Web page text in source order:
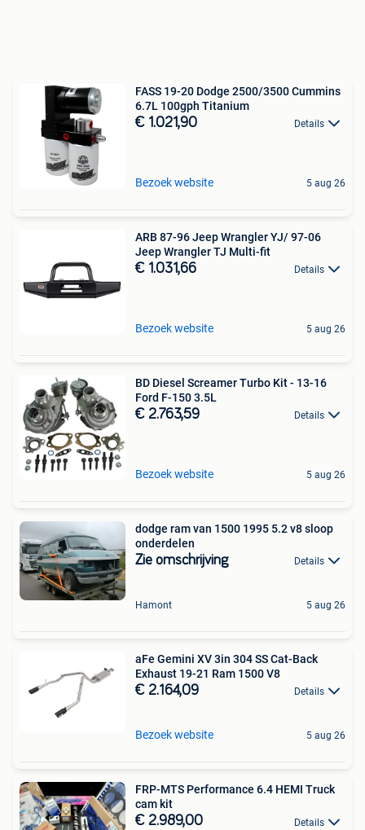
FASS 19-20 Dodge 2500/3500 Cummins
6.7L 100gph Titanium
€ 1.021,90 Details
Bezoek website 5 aug 26
ARB 87-96 Jeep Wrangler YJ/ 97-06
Jeep Wrangler TJ Multi-fit
€ 1.031,66 Details
Bezoek website 5 aug 26
BD Diesel Screamer Turbo Kit - 13-16
Ford F-150 3.5L
€ 2.763,59 Details
Bezoek website 5 aug 26
dodge ram van 1500 1995 5.2 v8 sloop
onderdelen
Zie omschrijving Details
Hamont 5 aug 26
aFe Gemini XV 3in 304 SS Cat-Back
Exhaust 19-21 Ram 1500 V8
€ 2.164,09 Details
Bezoek website 5 aug 26
FRP-MTS Performance 6.4 HEMI Truck
cam kit
€ 2.989,00 Details